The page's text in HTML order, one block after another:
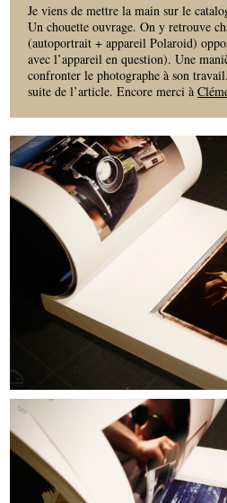
Je viens de mettre la main sur le
Un chouette ouvrage. On y retrouve
(autoportrait + appareil Polaroid)
avec l’appareil en question). Une
confronter le photographe à son
suite de l’article. Encore merci à